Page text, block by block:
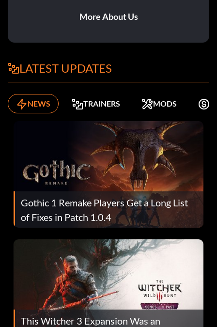
More About Us
LATEST UPDATES
NEWS TRAINERS MODS
Gothic 1 Remake Players Get a Long List
of Fixes in Patch 1.0.4
This Witcher 3 Expansion Was an